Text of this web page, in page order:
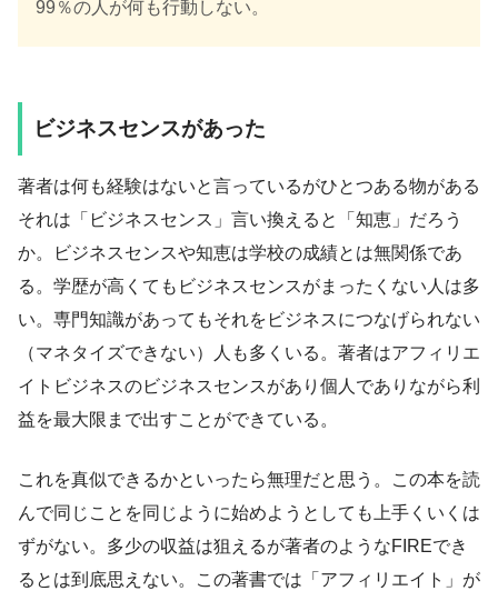
99％の人が何も行動しない。
ビジネスセンスがあった
著者は何も経験はないと言っているがひとつある物がある
それは「ビジネスセンス」言い換えると「知恵」だろう
か。ビジネスセンスや知恵は学校の成績とは無関係であ
る。学歴が高くてもビジネスセンスがまったくない人は多
い。専門知識があってもそれをビジネスにつなげられない
（マネタイズできない）人も多くいる。著者はアフィリエ
イトビジネスのビジネスセンスがあり個人でありながら利
益を最大限まで出すことができている。
これを真似できるかといったら無理だと思う。この本を読
んで同じことを同じように始めようとしても上手くいくは
ずがない。多少の収益は狙えるが著者のようなFIREでき
るとは到底思えない。この著書では「アフィリエイト」が